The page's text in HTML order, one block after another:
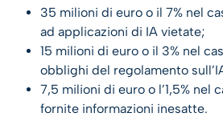
35 milioni di euro o il 7% nel
ad applicazioni di IA vietate;
15 milioni di euro o il 3% nel
obblighi del regolamento
7,5 milioni di euro o l’1,5% nel
fornite informazioni inesatte.